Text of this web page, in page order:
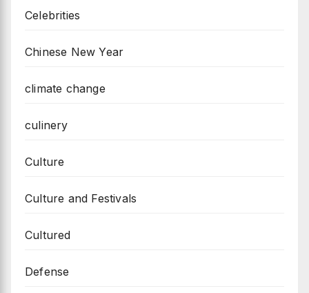
Celebrities
Chinese New Year
climate change
culinery
Culture
Culture and Festivals
Cultured
Defense